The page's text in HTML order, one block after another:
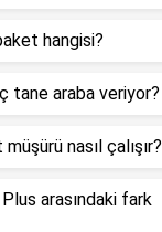
hangisi?
tane araba veriyor?
nasıl çalışır?
arasındaki fark